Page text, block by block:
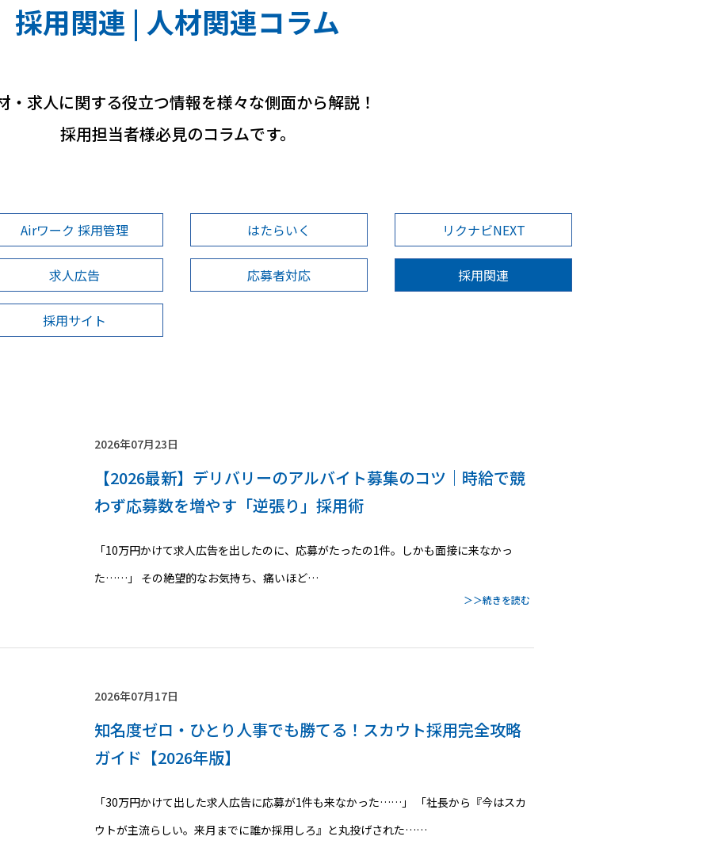
採用関連 | 人材関連コラム
・求人に関する役立つ情報を様々な側面から解説！
採用担当者様必見のコラムです。
Airワーク 採用管理 はたらいく リクナビNEXT
求人広告 応募者対応 採用関連
採用サイト
2026年07月23日
【2026最新】デリバリーのアルバイト募集のコツ｜時給で競
わず応募数を増やす「逆張り」採用術​
​​「10万円かけて求人広告を出したのに、応募がたったの1件。しかも面接に来なかっ
た……」​ ​​その絶望的なお気持ち、痛いほど…
＞＞続きを読む
2026年07月17日
​​知名度ゼロ・ひとり人事でも勝てる！スカウト採用完全攻略
ガイド【2026年版】​
「30万円かけて出した求人広告に応募が1件も来なかった……」 「社長から『今はスカ
ウトが主流らしい。来月までに誰か採用しろ』と丸投げされた……